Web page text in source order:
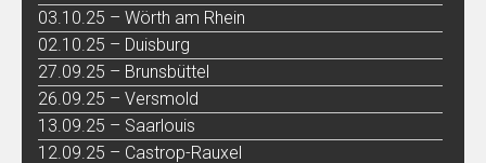
03.10.25 – Wörth am Rhein
02.10.25 – Duisburg
27.09.25 – Brunsbüttel
26.09.25 – Versmold
13.09.25 – Saarlouis
12.09.25 – Castrop-Rauxel